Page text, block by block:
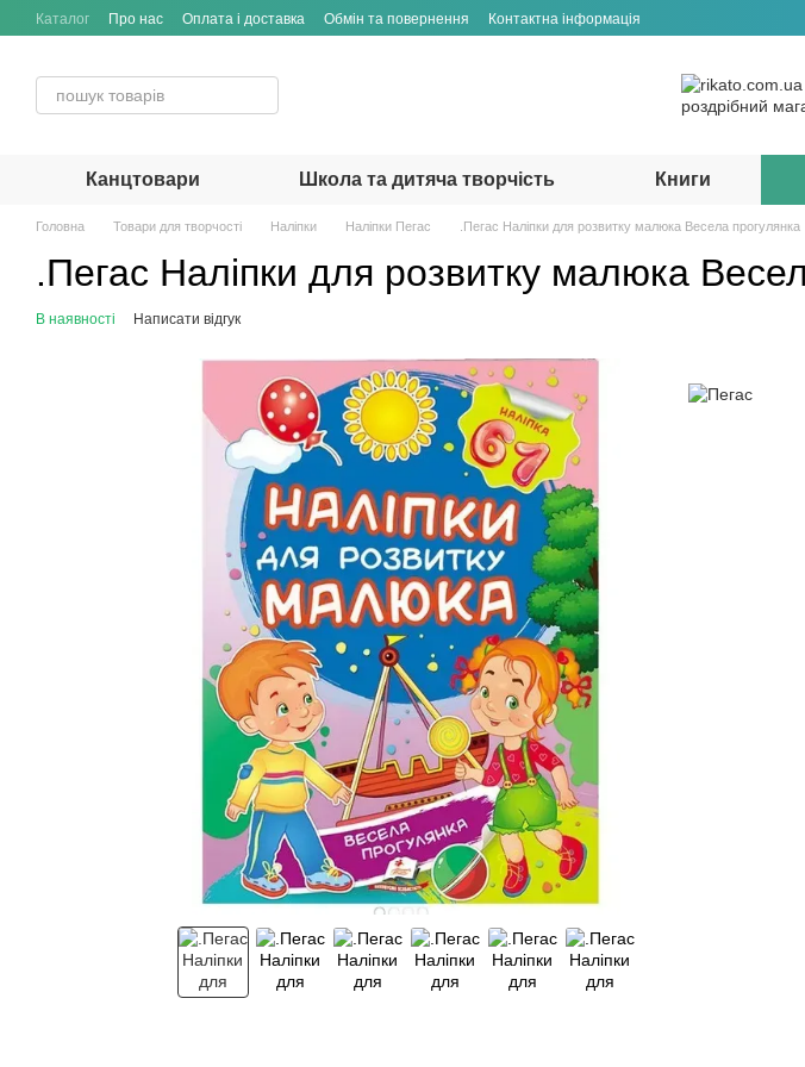
Перейти до основного контенту
Каталог Про нас Оплата і доставка Обмін та повернення Контактна інформація
Канцтовари Школа та дитяча творчість Книги
Головна Товари для творчості Наліпки Наліпки Пегас .Пегас Наліпки для розвитку малюка Весела прогулянка
.Пегас Наліпки для розвитку малюка
В наявності Написати відгук